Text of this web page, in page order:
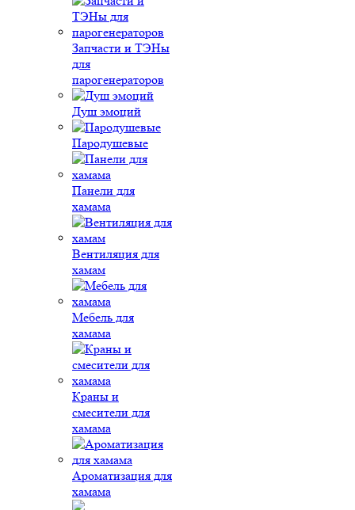
Запчасти и ТЭНы
для
парогенераторов
Душ эмоций
Пародушевые
Панели для
хамама
Вентиляция для
хамам
Мебель для
хамама
Краны и
смесители для
хамама
Ароматизация для
хамама